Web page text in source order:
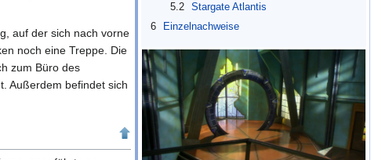
5.2
Stargate Atlantis
6
Einzelnachweise
auf der sich nach vorne
noch eine Treppe. Die
zum Büro des
Außerdem befindet sich